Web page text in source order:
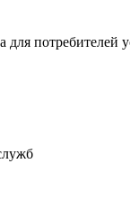
для потребителей